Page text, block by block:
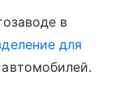
в
для
автомобилей.